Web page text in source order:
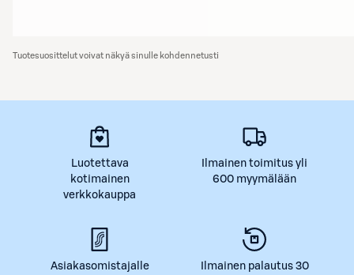
Tuotesuosittelut voivat näkyä sinulle kohdennetusti
Luotettava
kotimainen
verkkokauppa
Ilmainen toimitus yli
600 myymälään
Asiakasomistajalle
Ilmainen palautus 30